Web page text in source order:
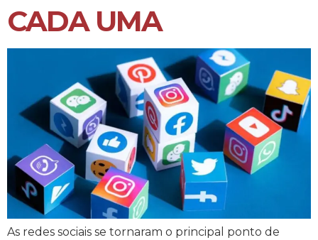
CADA UMA
As redes sociais se tornaram o principal ponto de